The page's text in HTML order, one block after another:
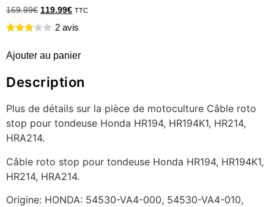
169.99€ 119.99€ TTC
2 avis
Ajouter au panier
Description
Plus de détails sur la pièce de motoculture Câble roto
stop pour tondeuse Honda HR194, HR194K1, HR214,
HRA214.
Câble roto stop pour tondeuse Honda HR194, HR194K1,
HR214, HRA214.
Origine: HONDA: 54530-VA4-000, 54530-VA4-010,